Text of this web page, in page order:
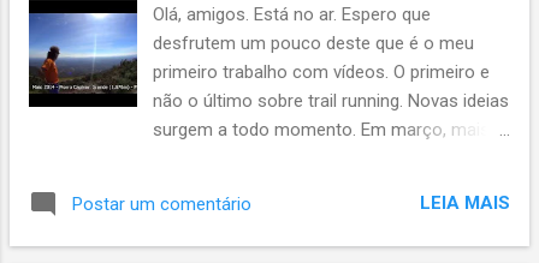
mais longo, chamado Ensaio sobre a
Liberdade . Minha visão desta importante e
tão falada propriedade de nós seres
humanos. Deve demorar um pouco porque
não quero me atropelar em certas coisas.
Trail Running não competitivo . Para mim, a
Olá, amigos. Está no ar. Espero que
desfrutem um pouco deste que é o meu
primeiro trabalho com vídeos. O primeiro e
não o último sobre trail running. Novas ideias
surgem a todo momento. Em março, mais
com a mesma simplicidade. Tudo feito por
nós mesmos, eu e a Ana Barbara. Assista
Postar um comentário LEIA MAIS